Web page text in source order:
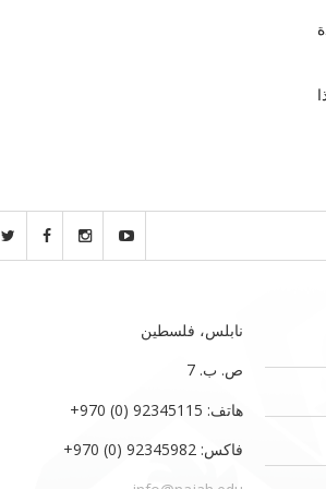
نابلس، فلسطين
ص. ب. 7‏
هاتف: 92345115 (0) 970‏‎+‎
فاكس: 92345982 (0) 970‏‎+‎